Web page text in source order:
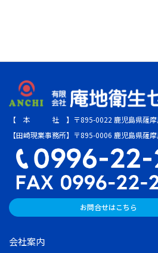
【 本 社 】〒895-0022 鹿児島県薩摩
【田崎現業事務所】〒895-0006 鹿児島県薩
お問合せはこちら
会社案内